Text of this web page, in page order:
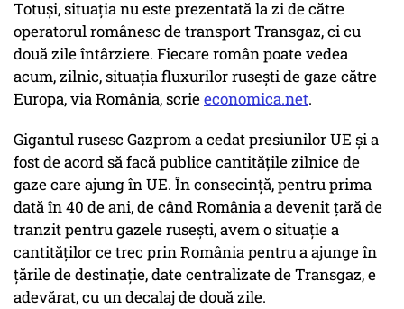
Totuşi, situaţia nu este prezentată la zi de către
operatorul românesc de transport Transgaz, ci cu
două zile întârziere. Fiecare român poate vedea
acum, zilnic, situaţia fluxurilor ruseşti de gaze către
Europa, via România, scrieeconomica.net.
Gigantul rusesc Gazprom a cedat presiunilor UE şi a
fost de acord să facă publice cantităţile zilnice de
gaze care ajung în UE. În consecinţă, pentru prima
dată în 40 de ani, de când România a devenit ţară de
tranzit pentru gazele ruseşti, avem o situaţie a
cantităţilor ce trec prin România pentru a ajunge în
ţările de destinaţie, date centralizate de Transgaz, e
adevărat, cu un decalaj de două zile.